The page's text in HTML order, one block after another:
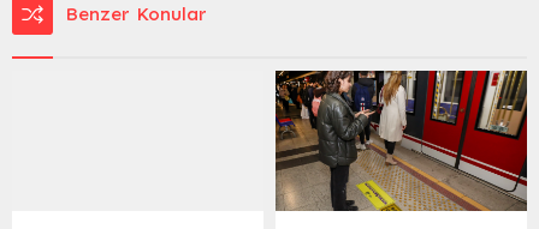
Benzer Konular